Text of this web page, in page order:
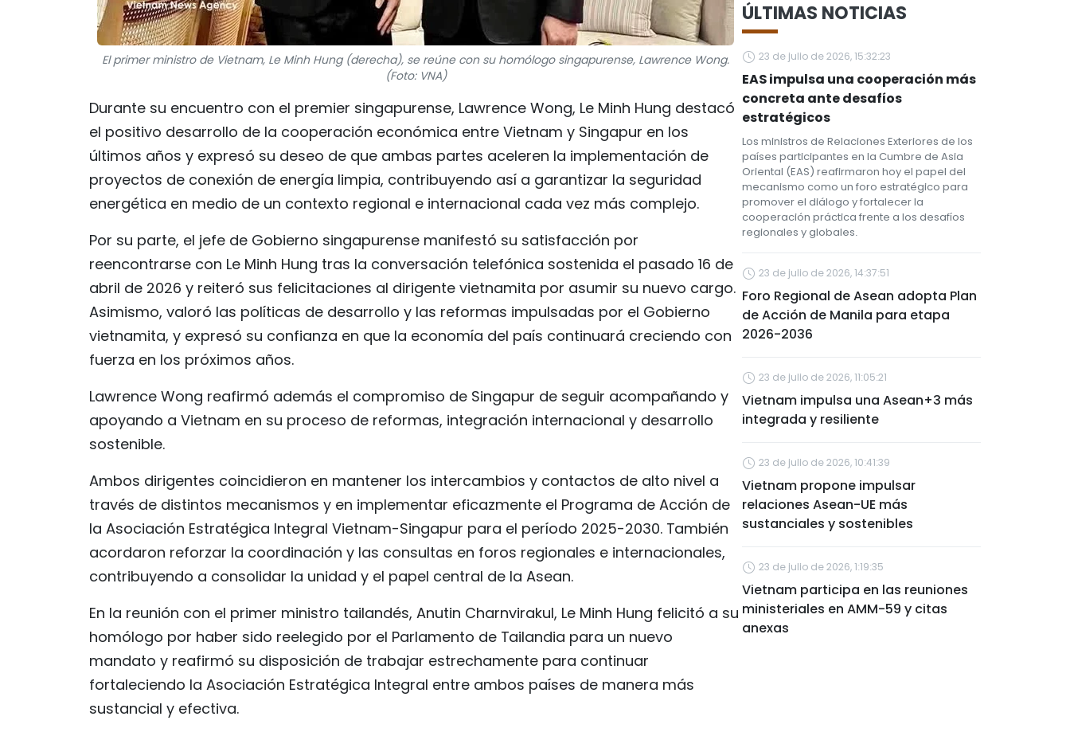
El primer ministro de Vietnam, Le Minh Hung (derecha), se reúne con su homólogo singapurense, Lawrence Wong.
(Foto: VNA)
Durante su encuentro con el premier singapurense, Lawrence Wong, Le Minh Hung destacó
el positivo desarrollo de la cooperación económica entre Vietnam y Singapur en los
últimos años y expresó su deseo de que ambas partes aceleren la implementación de
proyectos de conexión de energía limpia, contribuyendo así a garantizar la seguridad
energética en medio de un contexto regional e internacional cada vez más complejo.
Por su parte, el jefe de Gobierno singapurense manifestó su satisfacción por
reencontrarse con Le Minh Hung tras la conversación telefónica sostenida el pasado 16 de
abril de 2026 y reiteró sus felicitaciones al dirigente vietnamita por asumir su nuevo cargo.
Asimismo, valoró las políticas de desarrollo y las reformas impulsadas por el Gobierno
vietnamita, y expresó su confianza en que la economía del país continuará creciendo con
fuerza en los próximos años.
Lawrence Wong reafirmó además el compromiso de Singapur de seguir acompañando y
apoyando a Vietnam en su proceso de reformas, integración internacional y desarrollo
sostenible.
Ambos dirigentes coincidieron en mantener los intercambios y contactos de alto nivel a
través de distintos mecanismos y en implementar eficazmente el Programa de Acción de
la Asociación Estratégica Integral Vietnam-Singapur para el período 2025-2030. También
acordaron reforzar la coordinación y las consultas en foros regionales e internacionales,
contribuyendo a consolidar la unidad y el papel central de la Asean.
En la reunión con el primer ministro tailandés, Anutin Charnvirakul, Le Minh Hung felicitó a su
homólogo por haber sido reelegido por el Parlamento de Tailandia para un nuevo
mandato y reafirmó su disposición de trabajar estrechamente para continuar
fortaleciendo la Asociación Estratégica Integral entre ambos países de manera más
sustancial y efectiva.
ÚLTIMAS NOTICIAS
23 de julio de 2026, 15:32:23
EAS impulsa una cooperación más
concreta ante desafíos
estratégicos
Los ministros de Relaciones Exteriores de los
países participantes en la Cumbre de Asia
Oriental (EAS) reafirmaron hoy el papel del
mecanismo como un foro estratégico para
promover el diálogo y fortalecer la
cooperación práctica frente a los desafíos
regionales y globales.
23 de julio de 2026, 14:37:51
Foro Regional de Asean adopta Plan
de Acción de Manila para etapa
2026-2036
23 de julio de 2026, 11:05:21
Vietnam impulsa una Asean+3 más
integrada y resiliente
23 de julio de 2026, 10:41:39
Vietnam propone impulsar
relaciones Asean-UE más
sustanciales y sostenibles
23 de julio de 2026, 1:19:35
Vietnam participa en las reuniones
ministeriales en AMM-59 y citas
anexas